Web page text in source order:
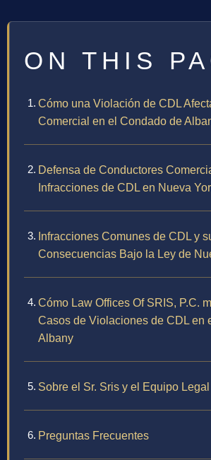
ON THIS
Cómo una Violación de CDL
Comercial en el Condado de
Defensa de Conductores
Infracciones de CDL en Nueva
Infracciones Comunes de CDL y
Consecuencias Bajo la Ley de
Cómo Law Offices Of SRIS, P.C.
Casos de Violaciones de CDL en
Albany
Sobre el Sr. Sris y el Equipo Legal
Preguntas Frecuentes